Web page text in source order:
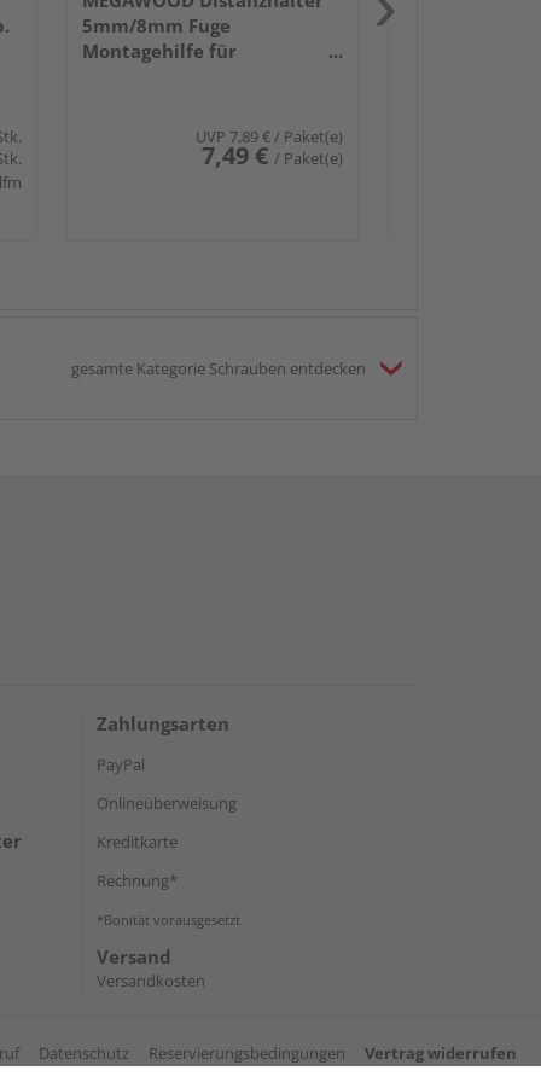
5mm/8mm Fuge
Montagehilfe für
UVP 7,89 €/ Paket(e)
7,49 € / Paket(e)
gesamte Kategorie Schrauben entdecken
Zahlungsarten
PayPal
Onlineüberweisung
Kreditkarte
Rechnung*
*Bonität vorausgesetzt
Versand
Versandkosten
Datenschutz Reservierungsbedingungen Vertrag widerrufen